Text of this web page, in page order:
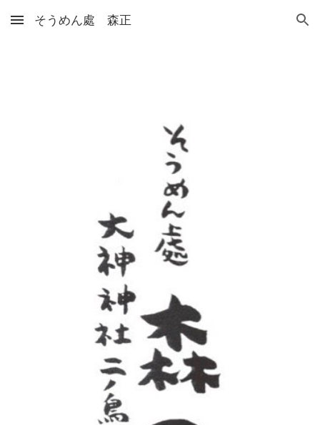
Skip to main content Skip to navigation
そうめん處 森正